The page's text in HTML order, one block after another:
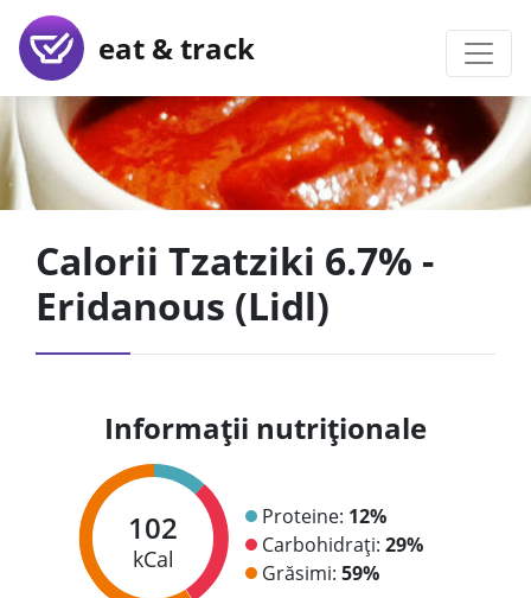
eat & track
Calorii Tzatziki 6.7% -
Eridanous (Lidl)
Informații nutriționale
102
kCal
Proteine: 12%
Carbohidrați: 29%
Grăsimi: 59%